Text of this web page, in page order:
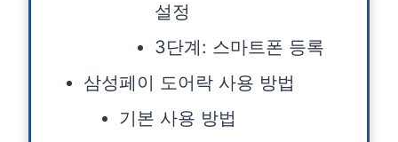
설정
3단계: 스마트폰 등록
삼성페이 도어락 사용 방법
기본 사용 방법